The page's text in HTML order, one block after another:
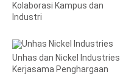
Kolaborasi Kampus dan
Industri
Unhas dan Nickel Industries
Kerjasama Penghargaan